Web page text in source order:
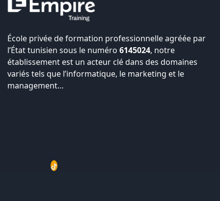
École privée de formation professionnelle agréée par
l’État tunisien sous le numéro 6145024, notre
établissement est un acteur clé dans des domaines
variés tels que l’informatique, le marketing et le
management…